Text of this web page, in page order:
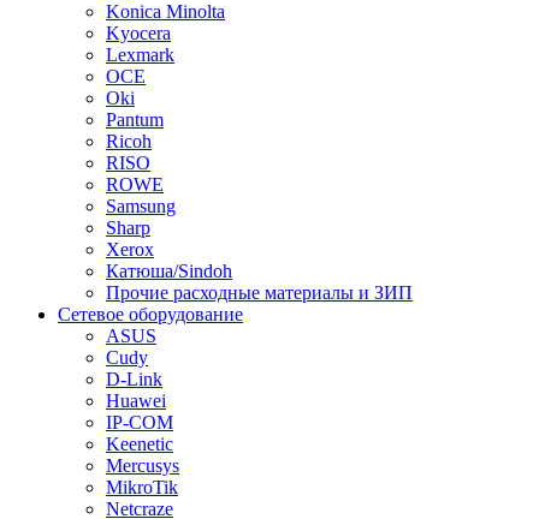
Konica Minolta
Kyocera
Lexmark
OCE
Oki
Pantum
Ricoh
RISO
ROWE
Samsung
Sharp
Xerox
Катюша/Sindoh
Прочие расходные материалы и ЗИП
Сетевое оборудование
ASUS
Cudy
D-Link
Huawei
IP-COM
Keenetic
Mercusys
MikroTik
Netcraze